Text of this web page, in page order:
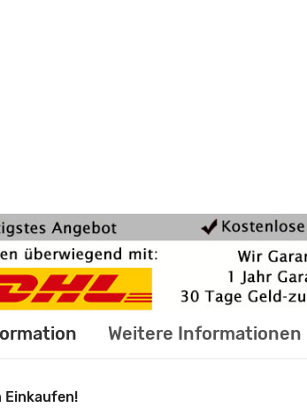
Weitere Informationen
Einkaufen!